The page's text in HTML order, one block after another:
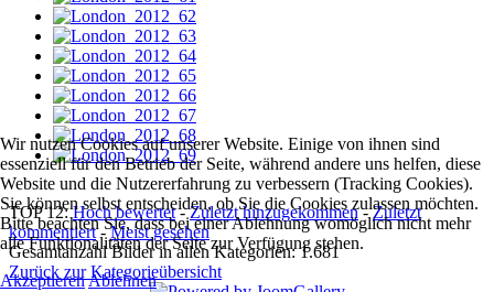
TOP 12:Hoch bewertet-Zuletzt hinzugekommen-Zuletzt
kommentiert-Meist gesehen
Gesamtanzahl Bilder in allen Kategorien: 1.681
Zurück zur Kategorieübersicht
Wir nutzen Cookies auf unserer Website. Einige von ihnen sind
essenziell für den Betrieb der Seite, während andere uns helfen, diese
Website und die Nutzererfahrung zu verbessern (Tracking Cookies).
Sie können selbst entscheiden, ob Sie die Cookies zulassen möchten.
Bitte beachten Sie, dass bei einer Ablehnung womöglich nicht mehr
alle Funktionalitäten der Seite zur Verfügung stehen.
AkzeptierenAblehnen